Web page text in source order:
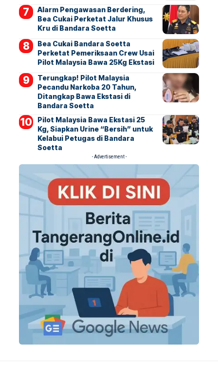
Alarm Pengawasan Berdering,
Bea Cukai Perketat Jalur Khusus
Kru di Bandara Soetta
Bea Cukai Bandara Soetta
Perketat Pemeriksaan Crew Usai
Pilot Malaysia Bawa 25Kg Ekstasi
Terungkap! Pilot Malaysia
Pecandu Narkoba 20 Tahun,
Ditangkap Bawa Ekstasi di
Bandara Soetta
Pilot Malaysia Bawa Ekstasi 25
Kg, Siapkan Urine “Bersih” untuk
Kelabui Petugas di Bandara
Soetta
- Advertisement -